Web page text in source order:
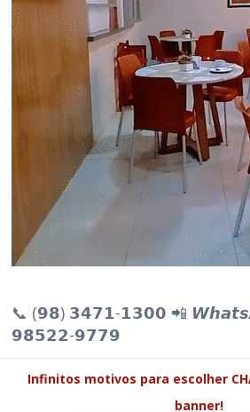
📞 (𝟵𝟴) 𝟯𝟰𝟳𝟭-𝟭𝟯𝟬𝟬 📲
𝟵𝟴𝟱𝟮𝟮-𝟵𝟳𝟳𝟵
Infinitos motivos para escolher
banner!